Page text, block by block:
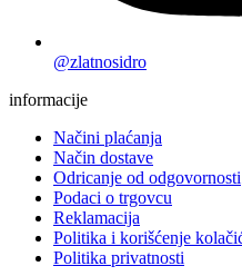
@zlatnosidro
informacije
Načini plaćanja
Način dostave
Odricanje od odgovornosti
Podaci o trgovcu
Reklamacija
Politika i korišćenje
Politika privatnosti